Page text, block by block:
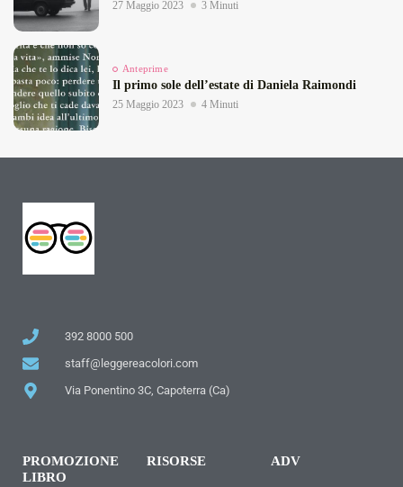
27 Maggio 2023 3 Minuti
Anteprime
Il primo sole dell’estate di Daniela Raimondi
25 Maggio 2023 4 Minuti
392 8000 500
staff@leggereacolori.com
Via Ponentino 3C, Capoterra (Ca)
PROMOZIONE
LIBRO
RISORSE ADV